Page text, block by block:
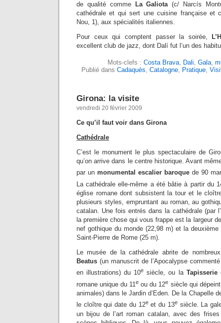
de qualité comme
La Galiota(c/ Narcís
cathédrale et qui sert une cuisine française et
Nou, 1), aux spécialités italiennes.
Pour ceux qui comptent passer la soirée,
excellent club de jazz, dont Dalí fut l’un des
Mots-clefs : Costa Brava, Dali, Gala,
Publié dans Cadaquès, Catalogne, Pratique,
Girona: la visite
vendredi 20 février 2009
Ce qu’il faut voir dans Girona
Cathédrale
C’est le monument le plus spectaculaire de
qu’on arrive dans le centre historique. Avant
par un monumental escalier baroque de 90
La cathédrale elle-même a été bâtie à partir du
église romane dont subsistent la tour et le
plusieurs styles, empruntant au roman, au
catalan. Une fois entrés dans la cathédrale (par
la première chose qui vous frappe est la largeur
nef gothique du monde (22,98 m) et la
Saint-Pierre de Rome (25 m).
Le musée de la cathédrale abrite de
Beatus (un manuscrit de l’Apocalypse
en illustrations) du 10e siècle, ou la Tapisserie
romane unique du 11e ou du 12e siècle qui
animales) dans le Jardin d’Eden. De la Chapelle
le cloître qui date du 12eet du 13esiècle. La
un bijou de l’art roman catalan, avec des